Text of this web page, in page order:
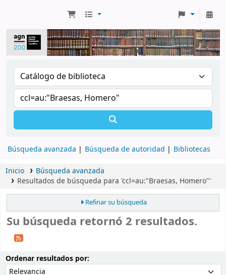
Búsqueda avanzada Búsqueda de autoridad Bibliotecas
Inicio
Búsqueda avanzada
Resultados de búsqueda para 'ccl=au:"Braesas, Homero"'
Refinar su búsqueda
Su búsqueda retornó 2 resultados.
Ordenar resultados por: